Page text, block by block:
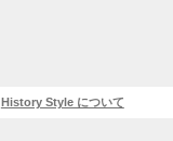
History Style について